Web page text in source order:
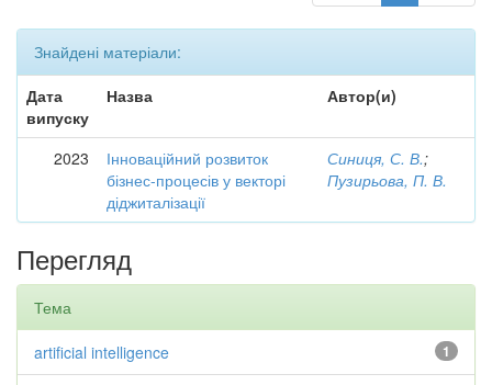
Знайдені матеріали:
Дата
випуску
Назва Автор(и)
2023
Інноваційний розвиток
бізнес-процесів у векторі
діджиталізації
Синиця, С. В.;
Пузирьова, П. В.
Перегляд
Тема
1
artificial intelligence